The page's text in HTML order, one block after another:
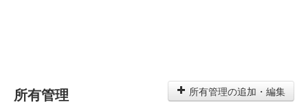
所有管理 所有管理の追加・編集